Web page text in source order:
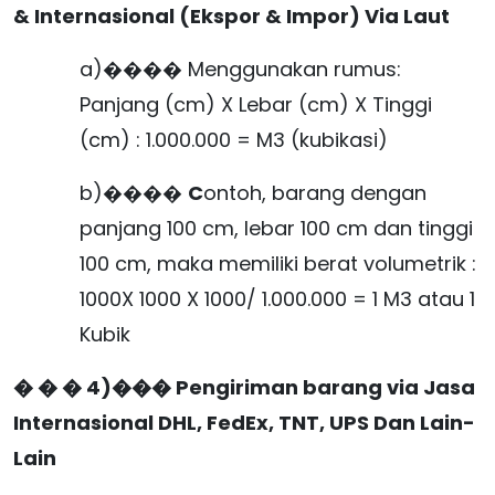
& Internasional (Ekspor & Impor) Via Laut
a)���� Menggunakan rumus:
Panjang (cm) X Lebar (cm) X Tinggi
(cm) : 1.000.000 = M3 (kubikasi)
b)���� Contoh, barang dengan
panjang 100 cm, lebar 100 cm dan tinggi
100 cm, maka memiliki berat volumetrik :
1000X 1000 X 1000/ 1.000.000 = 1 M3 atau 1
Kubik
� � � 4)��� Pengiriman barang via Jasa
Internasional DHL, FedEx, TNT, UPS Dan Lain-
Lain